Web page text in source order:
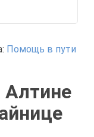
Помощь в пути